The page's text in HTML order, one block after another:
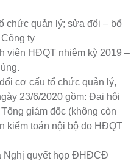
chức quản lý; sửa đổi – bổ
ty
viên HĐQT nhiệm kỳ 2019 –
cơ cấu tổ chức quản lý,
23/6/2020 gồm: Đại hội
giám đốc (không còn
kiểm toán nội bộ do HĐQT
Nghị quyết họp ĐHĐCĐ